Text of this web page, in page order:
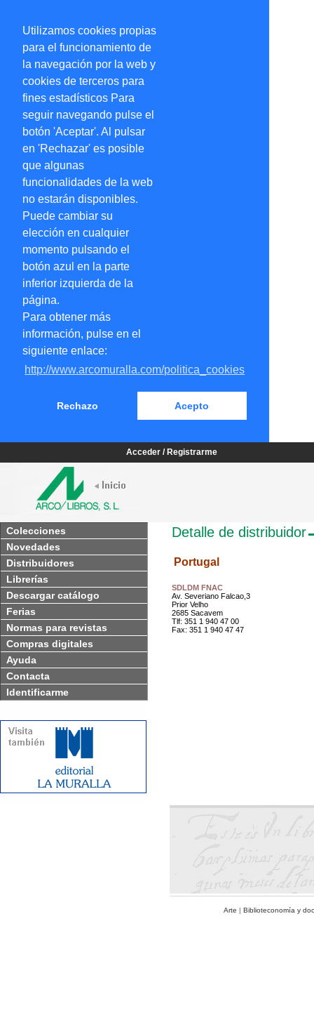
Utilizamos cookies propias
para el funcionamiento de
la navegación por la web y
cookies de terceros para
fines estadísticos Para
seguir navegando pulse el
botón 'Aceptar'. Al pulsar
en 'Rechazar' es posible
que algunas
funcionalidades de la web
no estarán disponibles.
Puede cambiar su
elección en cualquier
momento pulsando el
botón azul en la parte
inferior izquierda de la
página.
Para obtener más
información, pulse en el
siguiente enlace:
http://www.arcomuralla.com/politica_cookies
Rechazo Acepto
Acceder / Registrarme
Colecciones
Novedades
Distribuidores
Librerías
Descargar catálogo
Ferias
Normas para revistas
Compras digitales
Ayuda
Contacta
Identificarme
Detalle de distribuidor
Portugal
SDLDM FNAC
Av. Severiano Falcao,3
Prior Velho
2685 Sacavem
Tlf: 351 1 940 47 00
Fax: 351 1 940 47 47
Arte | Biblioteconomía y